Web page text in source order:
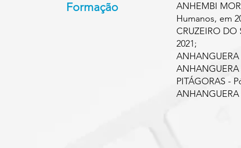
Formação
ANHEMBI
Humanos, em
CRUZEIRO
2021;
PITÁGORAS -